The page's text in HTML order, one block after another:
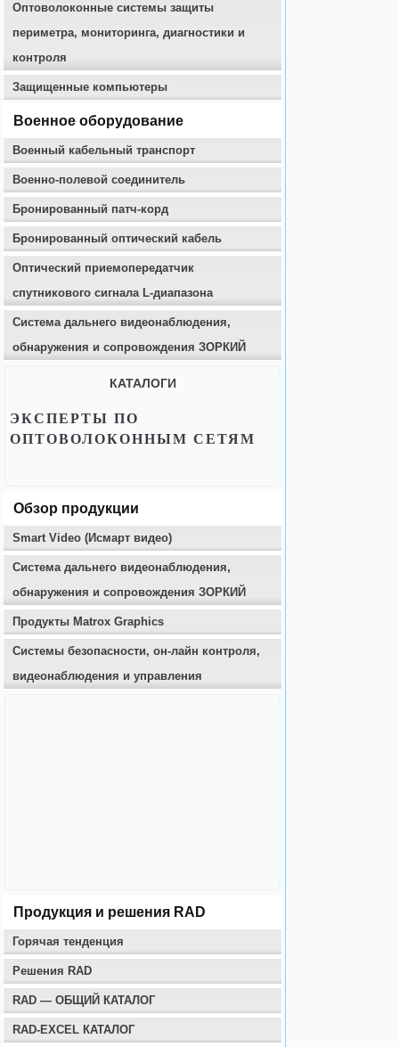
Оптоволоконные системы защиты
периметра, мониторинга, диагностики и
контроля
Защищенные компьютеры
Военное оборудование
Военный кабельный транспорт
Военно-полевой соединитель
Бронированный патч-корд
Бронированный оптический кабель
Оптический приемопередатчик
спутникового сигнала L-диапазона
Система дальнего видеонаблюдения,
обнаружения и сопровождения ЗОРКИЙ
КАТАЛОГИ
ЭКСПЕРТЫ ПО
ОПТОВОЛОКОННЫМ СЕТЯМ
Обзор продукции
Smart Video (Исмарт видео)
Система дальнего видеонаблюдения,
обнаружения и сопровождения ЗОРКИЙ
Продукты Matrox Graphics
Системы безопасности, он-лайн контроля,
видеонаблюдения и управления
Продукция и решения RAD
Горячая тенденция
Решения RAD
RAD — ОБЩИЙ КАТАЛОГ
RAD-EXCEL КАТАЛОГ